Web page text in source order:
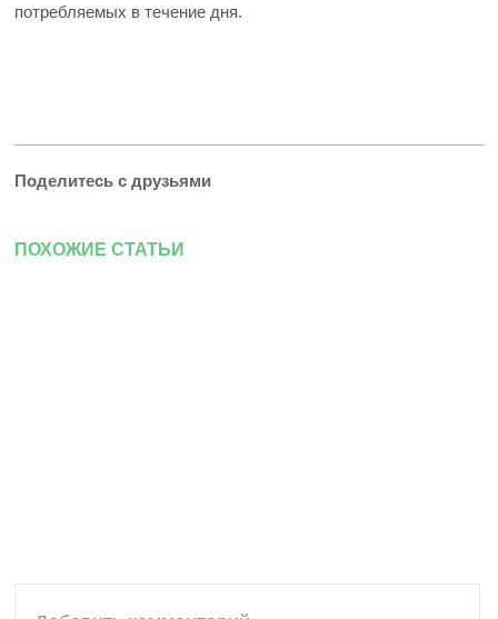
потребляемых в течение дня.
Поделитесь с друзьями
ПОХОЖИЕ СТАТЬИ